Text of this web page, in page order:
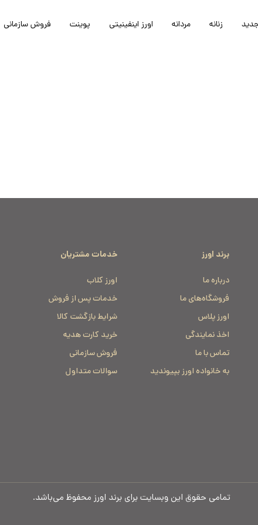
زنانه مردانه اورز اینفینیتی پوینت فروش سازمانی
برند اورز
درباره ما
فروشگاه‌های ما
اورز پلاس
اخذ نمایندگی
تماس با ما
به خانواده اورز بپیوندید
خدمات مشتریان
اورز کلاب
خدمات پس از فروش
شرایط بازگشت کالا
خرید کارت هدیه
فروش سازمانی
سوالات متداول
تمامی حقوق این وبسایت برای برند اورز محفوظ می‌باشد.